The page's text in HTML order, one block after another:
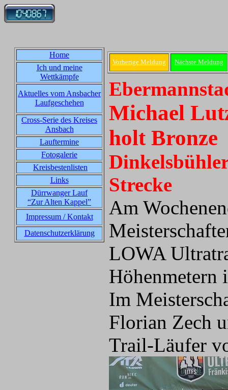
Home
Ich und meine
Wettkämpfe
Aktuelles vom Ansbacher
Laufgeschehen
Cross-Serie des Kreises
Ansbach
Lauftermine
Fotogalerie
Kreisbestenlisten
Links
Dürrwanger Lauf
“Zur Alten Kappel”
Impressum / Kontakt
Datenschutzerklärung
Vorherige Meldung Nächste Meldung
Michael
holt Bronze
Strecke
Am
LOWA
Höhenmetern
Im
Florian Zech
Trail-Läufer